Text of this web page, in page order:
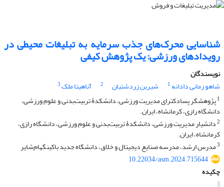
شناسایی محرک‌های جذب سرمایه به تبلیغات محیطی در
رویدادهای ورزشی: یک پژوهش کیفی
نویسندگان
شاهو زمانی دادانه 1 شیرین زردشتیان 2 آناهیتا ملک3
1پژوهشگر پسادکترای مدیریت ورزشی، دانشکدۀ تربیت‌بدنی و علوم ورزشی،
دانشگاه رازی، کرمانشاه، ایران.
2دانشیار مدیریت ورزشی، دانشکدۀ تربیت‌بدنی و علوم ورزشی، دانشگاه رازی،
کرمانشاه، ایران.
3مدرس ارشد، مدرسه صنایع دیجیتال و خلاق، دانشگاه جدید باکینگهام‌شایر
10.22034/asm.2024.715644
چکیده